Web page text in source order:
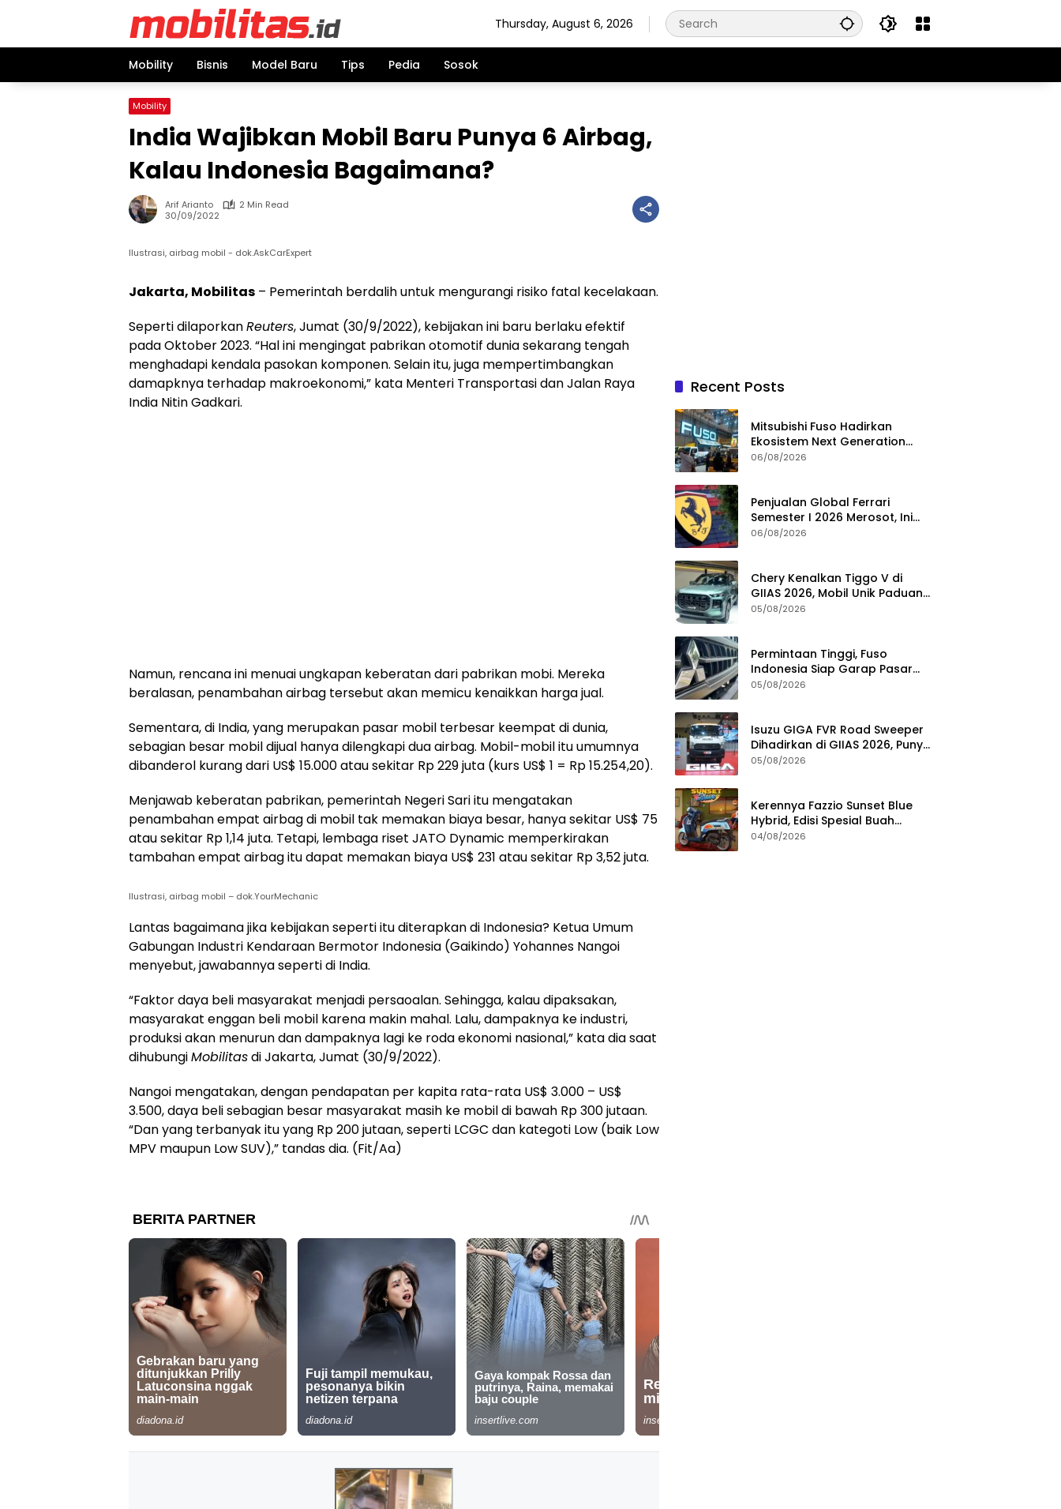
Thursday, August 6, 2026
Mobility Bisnis Model Baru Tips Pedia Sosok
Mobility
India Wajibkan Mobil Baru Punya 6 Airbag,
Kalau Indonesia Bagaimana?
Arif Arianto
2 Min Read
30/09/2022
Ilustrasi, airbag mobil - dok.AskCarExpert
Jakarta, Mobilitas – Pemerintah berdalih untuk mengurangi risiko fatal kecelakaan.
Seperti dilaporkanReuters, Jumat (30/9/2022), kebijakan ini baru berlaku efektif
pada Oktober 2023. “Hal ini mengingat pabrikan otomotif dunia sekarang tengah
menghadapi kendala pasokan komponen. Selain itu, juga mempertimbangkan
damapknya terhadap makroekonomi,” kata Menteri Transportasi dan Jalan Raya
India Nitin Gadkari.
Namun, rencana ini menuai ungkapan keberatan dari pabrikan mobi. Mereka
beralasan, penambahan airbag tersebut akan memicu kenaikkan harga jual.
Sementara, di India, yang merupakan pasar mobil terbesar keempat di dunia,
sebagian besar mobil dijual hanya dilengkapi dua airbag. Mobil-mobil itu umumnya
dibanderol kurang dari US$ 15.000 atau sekitar Rp 229 juta (kurs US$ 1 = Rp 15.254,20).
Menjawab keberatan pabrikan, pemerintah Negeri Sari itu mengatakan
penambahan empat airbag di mobil tak memakan biaya besar, hanya sekitar US$ 75
atau sekitar Rp 1,14 juta. Tetapi, lembaga riset JATO Dynamic memperkirakan
tambahan empat airbag itu dapat memakan biaya US$ 231 atau sekitar Rp 3,52 juta.
Ilustrasi, airbag mobil – dok.YourMechanic
Lantas bagaimana jika kebijakan seperti itu diterapkan di Indonesia? Ketua Umum
Gabungan Industri Kendaraan Bermotor Indonesia (Gaikindo) Yohannes Nangoi
menyebut, jawabannya seperti di India.
“Faktor daya beli masyarakat menjadi persaoalan. Sehingga, kalau dipaksakan,
masyarakat enggan beli mobil karena makin mahal. Lalu, dampaknya ke industri,
produksi akan menurun dan dampaknya lagi ke roda ekonomi nasional,” kata dia saat
dihubungiMobilitasdi Jakarta, Jumat (30/9/2022).
Nangoi mengatakan, dengan pendapatan per kapita rata-rata US$ 3.000 – US$
3.500, daya beli sebagian besar masyarakat masih ke mobil di bawah Rp 300 jutaan.
“Dan yang terbanyak itu yang Rp 200 jutaan, seperti LCGC dan kategoti Low (baik Low
MPV maupun Low SUV),” tandas dia. (Fit/Aa)
Recent Posts
Mitsubishi Fuso Hadirkan
Ekosistem Next Generation
Zero Down Time di GIIAS 2026
06/08/2026
Penjualan Global Ferrari
Semester I 2026 Merosot, Ini
Penyebabnya
06/08/2026
Chery Kenalkan Tiggo V di
GIIAS 2026, Mobil Unik Paduan
SUV, MPV, dan Double Cabin
05/08/2026
Permintaan Tinggi, Fuso
Indonesia Siap Garap Pasar
Truk Bekas
05/08/2026
Isuzu GIGA FVR Road Sweeper
Dihadirkan di GIIAS 2026, Punya
Seabrek Keunggulan
05/08/2026
Kerennya Fazzio Sunset Blue
Hybrid, Edisi Spesial Buah
Kolaborasi dengan Alkateri
04/08/2026